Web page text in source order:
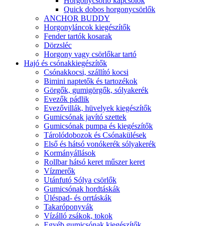
Quick dobos horgonycsörlők
ANCHOR BUDDY
Horgonyláncok kiegészítők
Fender tartók kosarak
Dörzsléc
Horgony vagy csörlőkar tartó
Hajó és csónakkiegészítők
Csónakkocsi, szállító kocsi
Bimini naptetők és tartozékok
Görgők, gumigörgők, sólyakerék
Evezők pádlik
Evezővillák, hüvelyek kiegészítők
Gumicsónak javító szettek
Gumicsónak pumpa és kiegészítők
Tárolódobozok és Csónakülések
Első és hátsó vonókerék sólyakerék
Kormányállások
Rollbar hátsó keret műszer keret
Vízmerők
Utánfutó Sólya csörlők
Gumicsónak hordtáskák
Üléspad- és orrtáskák
Takaróponyvák
Vízálló zsákok, tokok